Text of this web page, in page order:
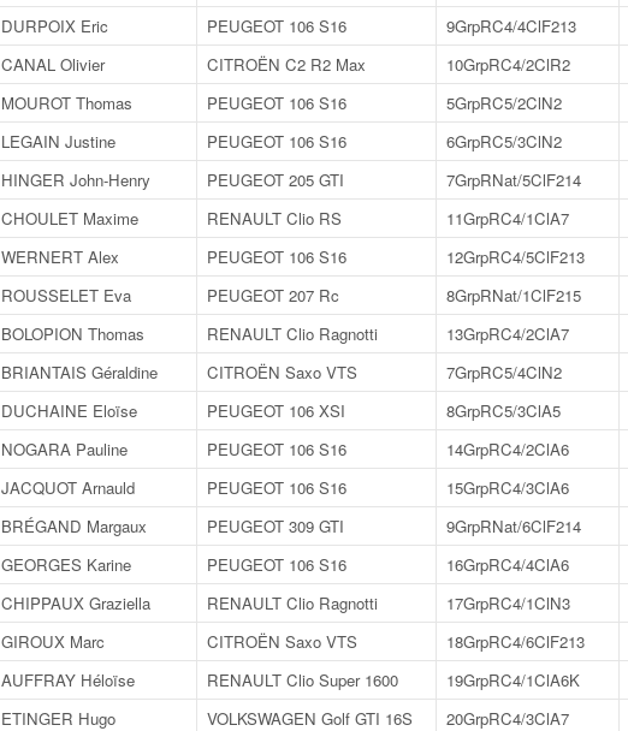
DURPOIX Eric PEUGEOT 106 S16 9GrpRC4/4ClF213
CANAL Olivier CITROËN C2 R2 Max 10GrpRC4/2ClR2
MOUROT Thomas PEUGEOT 106 S16 5GrpRC5/2ClN2
LEGAIN Justine PEUGEOT 106 S16 6GrpRC5/3ClN2
HINGER John-Henry PEUGEOT 205 GTI 7GrpRNat/5ClF214
CHOULET Maxime RENAULT Clio RS 11GrpRC4/1ClA7
WERNERT Alex PEUGEOT 106 S16 12GrpRC4/5ClF213
ROUSSELET Eva PEUGEOT 207 Rc 8GrpRNat/1ClF215
BOLOPION Thomas RENAULT Clio Ragnotti 13GrpRC4/2ClA7
BRIANTAIS Géraldine CITROËN Saxo VTS 7GrpRC5/4ClN2
DUCHAINE Eloïse PEUGEOT 106 XSI 8GrpRC5/3ClA5
NOGARA Pauline PEUGEOT 106 S16 14GrpRC4/2ClA6
JACQUOT Arnauld PEUGEOT 106 S16 15GrpRC4/3ClA6
BRÉGAND Margaux PEUGEOT 309 GTI 9GrpRNat/6ClF214
GEORGES Karine PEUGEOT 106 S16 16GrpRC4/4ClA6
CHIPPAUX Graziella RENAULT Clio Ragnotti 17GrpRC4/1ClN3
GIROUX Marc CITROËN Saxo VTS 18GrpRC4/6ClF213
AUFFRAY Héloïse RENAULT Clio Super 1600 19GrpRC4/1ClA6K
ETINGER Hugo VOLKSWAGEN Golf GTI 16S 20GrpRC4/3ClA7